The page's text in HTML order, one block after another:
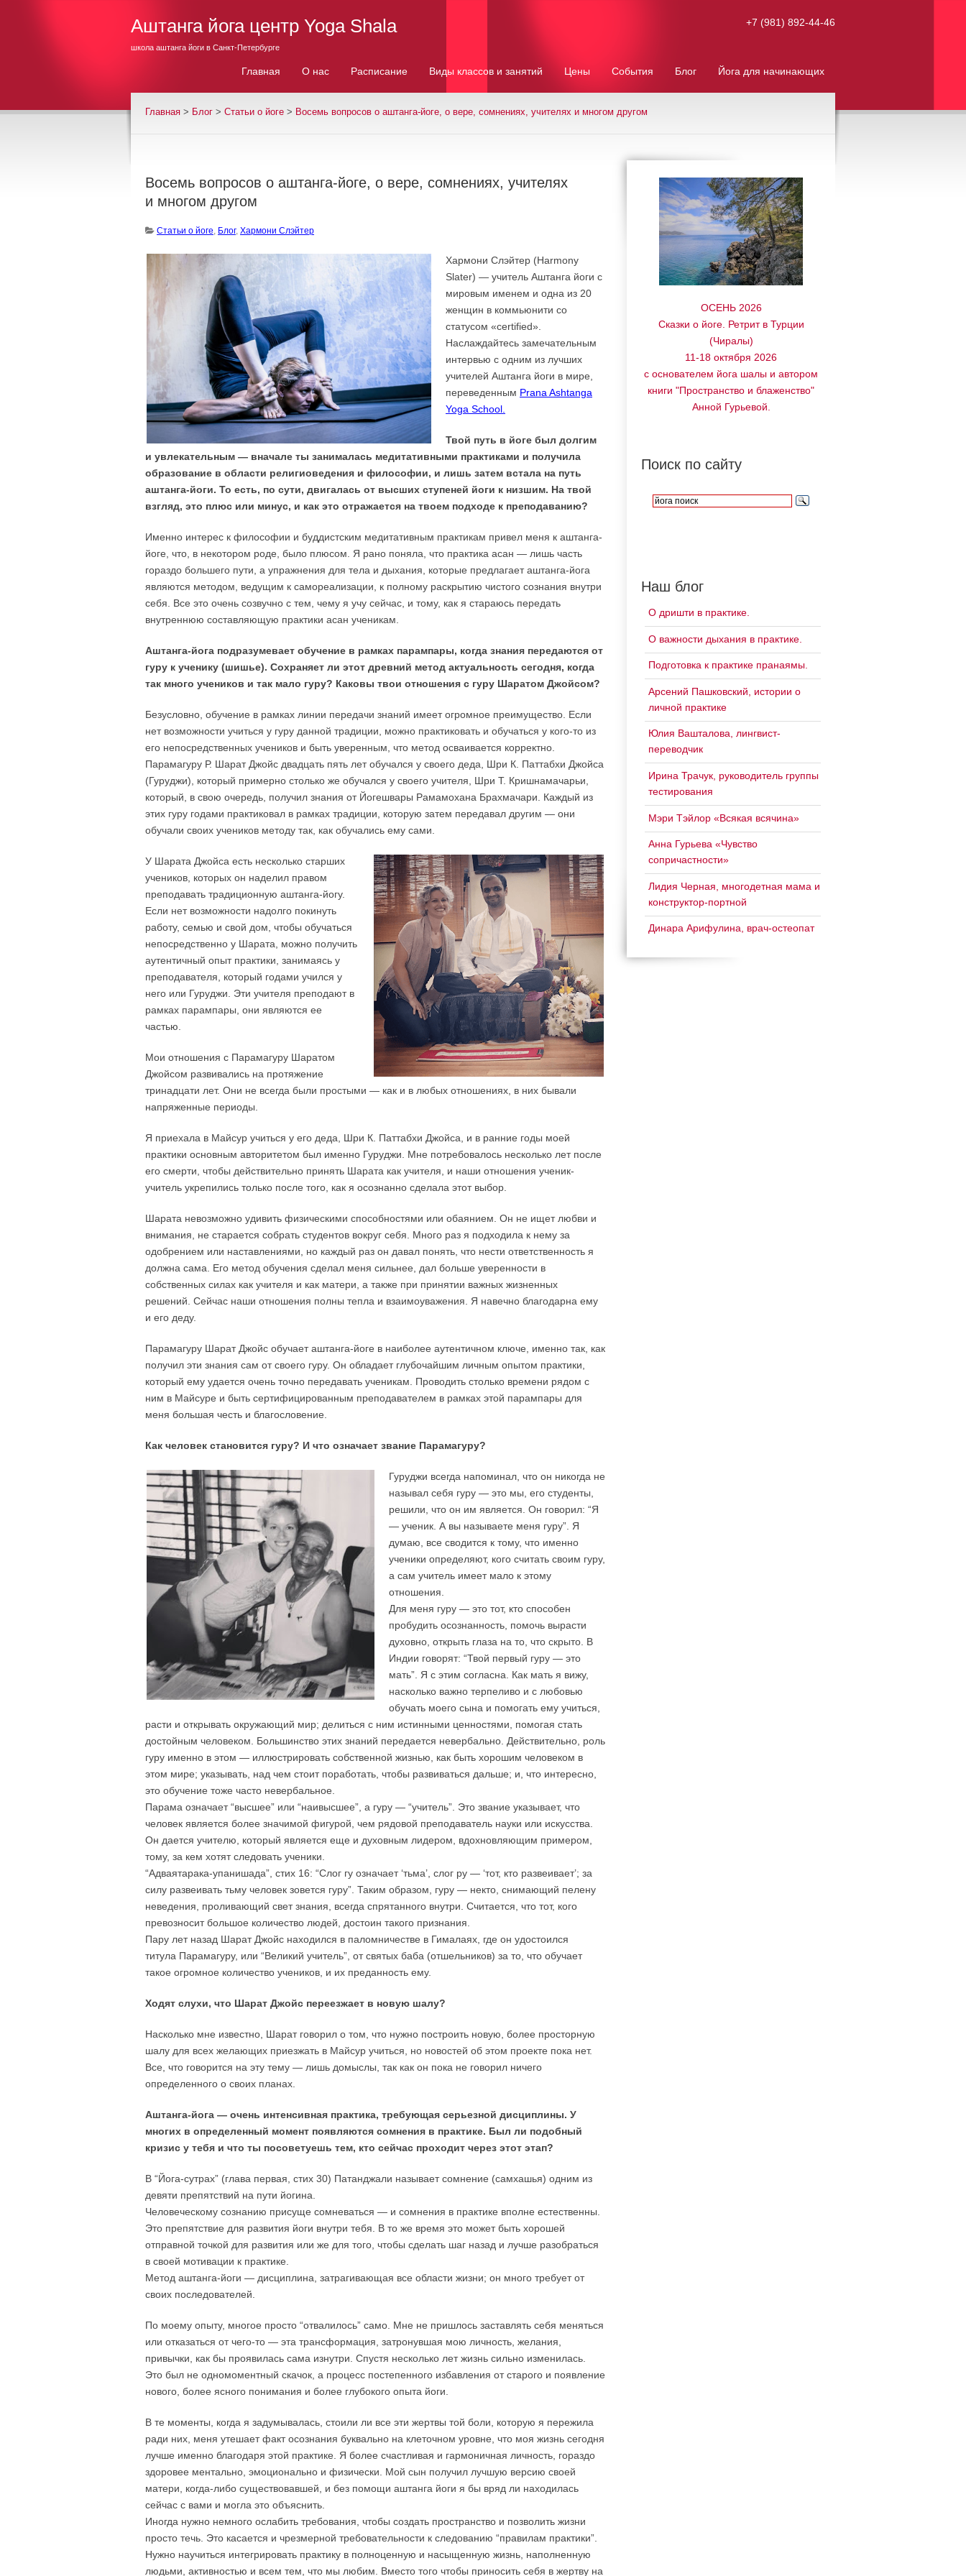
Аштанга йога центр Yoga Shala
школа аштанга йоги в Санкт-Петербурге
+7 (981) 892-44-46
Главная О нас Расписание Виды классов и занятий Цены События Блог Йога для начинающих
Главная > Блог > Cтатьи о йоге > Восемь вопросов о аштанга-йоге, о вере, сомнениях, учителях и многом другом
Восемь вопросов о аштанга-йоге, о вере, сомнениях, учителях
и многом другом
Cтатьи о йоге, Блог, Хармони Слэйтер
Хармони Слэйтер (Harmony
Slater) — учитель Аштанга йоги с
мировым именем и одна из 20
женщин в коммьюнити со
статусом «certified».
Наслаждайтесь замечательным
интервью с одним из лучших
учителей Аштанга йоги в мире,
переведенным Prana Ashtanga
Yoga School.
Твой путь в йоге был долгим
и увлекательным — вначале ты занималась медитативными практиками и получила
образование в области религиоведения и философии, и лишь затем встала на путь
аштанга-йоги. То есть, по сути, двигалась от высших ступеней йоги к низшим. На твой
взгляд, это плюс или минус, и как это отражается на твоем подходе к преподаванию?
Именно интерес к философии и буддистским медитативным практикам привел меня к аштанга-
йоге, что, в некотором роде, было плюсом. Я рано поняла, что практика асан — лишь часть
гораздо большего пути, а упражнения для тела и дыхания, которые предлагает аштанга-йога
являются методом, ведущим к самореализации, к полному раскрытию чистого сознания внутри
себя. Все это очень созвучно с тем, чему я учу сейчас, и тому, как я стараюсь передать
внутреннюю составляющую практики асан ученикам.
Аштанга-йога подразумевает обучение в рамках парампары, когда знания передаются от
гуру к ученику (шишье). Сохраняет ли этот древний метод актуальность сегодня, когда
так много учеников и так мало гуру? Каковы твои отношения с гуру Шаратом Джойсом?
Безусловно, обучение в рамках линии передачи знаний имеет огромное преимущество. Если
нет возможности учиться у гуру данной традиции, можно практиковать и обучаться у кого-то из
его непосредственных учеников и быть уверенным, что метод осваивается корректно.
Парамагуру Р. Шарат Джойс двадцать пять лет обучался у своего деда, Шри К. Паттабхи Джойса
(Гуруджи), который примерно столько же обучался у своего учителя, Шри Т. Кришнамачарьи,
который, в свою очередь, получил знания от Йогешвары Рамамохана Брахмачари. Каждый из
этих гуру годами практиковал в рамках традиции, которую затем передавал другим — они
обучали своих учеников методу так, как обучались ему сами.
У Шарата Джойса есть несколько старших
учеников, которых он наделил правом
преподавать традиционную аштанга-йогу.
Если нет возможности надолго покинуть
работу, семью и свой дом, чтобы обучаться
непосредственно у Шарата, можно получить
аутентичный опыт практики, занимаясь у
преподавателя, который годами учился у
него или Гуруджи. Эти учителя преподают в
рамках парампары, они являются ее
частью.
Мои отношения с Парамагуру Шаратом
Джойсом развивались на протяжение
тринадцати лет. Они не всегда были простыми — как и в любых отношениях, в них бывали
напряженные периоды.
Я приехала в Майсур учиться у его деда, Шри К. Паттабхи Джойса, и в ранние годы моей
практики основным авторитетом был именно Гуруджи. Мне потребовалось несколько лет после
его смерти, чтобы действительно принять Шарата как учителя, и наши отношения ученик-
учитель укрепились только после того, как я осознанно сделала этот выбор.
Шарата невозможно удивить физическими способностями или обаянием. Он не ищет любви и
внимания, не старается собрать студентов вокруг себя. Много раз я подходила к нему за
одобрением или наставлениями, но каждый раз он давал понять, что нести ответственность я
должна сама. Его метод обучения сделал меня сильнее, дал больше уверенности в
собственных силах как учителя и как матери, а также при принятии важных жизненных
решений. Сейчас наши отношения полны тепла и взаимоуважения. Я навечно благодарна ему
и его деду.
Парамагуру Шарат Джойс обучает аштанга-йоге в наиболее аутентичном ключе, именно так, как
получил эти знания сам от своего гуру. Он обладает глубочайшим личным опытом практики,
который ему удается очень точно передавать ученикам. Проводить столько времени рядом с
ним в Майсуре и быть сертифицированным преподавателем в рамках этой парампары для
меня большая честь и благословение.
Как человек становится гуру? И что означает звание Парамагуру?
Гуруджи всегда напоминал, что он никогда не
называл себя гуру — это мы, его студенты,
решили, что он им является. Он говорил: “Я
— ученик. А вы называете меня гуру”. Я
думаю, все сводится к тому, что именно
ученики определяют, кого считать своим гуру,
а сам учитель имеет мало к этому
отношения.
Для меня гуру — это тот, кто способен
пробудить осознанность, помочь вырасти
духовно, открыть глаза на то, что скрыто. В
Индии говорят: “Твой первый гуру — это
мать”. Я с этим согласна. Как мать я вижу,
насколько важно терпеливо и с любовью
обучать моего сына и помогать ему учиться,
расти и открывать окружающий мир; делиться с ним истинными ценностями, помогая стать
достойным человеком. Большинство этих знаний передается невербально. Действительно, роль
гуру именно в этом — иллюстрировать собственной жизнью, как быть хорошим человеком в
этом мире; указывать, над чем стоит поработать, чтобы развиваться дальше; и, что интересно,
это обучение тоже часто невербальное.
Парама означает “высшее” или “наивысшее”, а гуру — “учитель”. Это звание указывает, что
человек является более значимой фигурой, чем рядовой преподаватель науки или искусства.
Он дается учителю, который является еще и духовным лидером, вдохновляющим примером,
тому, за кем хотят следовать ученики.
“Адваятарака-упанишада”, стих 16: “Слог гу означает ‘тьма’, слог ру — ‘тот, кто развеивает’; за
силу развеивать тьму человек зовется гуру”. Таким образом, гуру — некто, снимающий пелену
неведения, проливающий свет знания, всегда спрятанного внутри. Считается, что тот, кого
превозносит большое количество людей, достоин такого признания.
Пару лет назад Шарат Джойс находился в паломничестве в Гималаях, где он удостоился
титула Парамагуру, или “Великий учитель”, от святых баба (отшельников) за то, что обучает
такое огромное количество учеников, и их преданность ему.
Ходят слухи, что Шарат Джойс переезжает в новую шалу?
Насколько мне известно, Шарат говорил о том, что нужно построить новую, более просторную
шалу для всех желающих приезжать в Майсур учиться, но новостей об этом проекте пока нет.
Все, что говорится на эту тему — лишь домыслы, так как он пока не говорил ничего
определенного о своих планах.
Аштанга-йога — очень интенсивная практика, требующая серьезной дисциплины. У
многих в определенный момент появляются сомнения в практике. Был ли подобный
кризис у тебя и что ты посоветуешь тем, кто сейчас проходит через этот этап?
В “Йога-сутрах” (глава первая, стих 30) Патанджали называет сомнение (самхашья) одним из
девяти препятствий на пути йогина.
Человеческому сознанию присуще сомневаться — и сомнения в практике вполне естественны.
Это препятствие для развития йоги внутри тебя. В то же время это может быть хорошей
отправной точкой для развития или же для того, чтобы сделать шаг назад и лучше разобраться
в своей мотивации к практике.
Метод аштанга-йоги — дисциплина, затрагивающая все области жизни; он много требует от
своих последователей.
По моему опыту, многое просто “отвалилось” само. Мне не пришлось заставлять себя меняться
или отказаться от чего-то — эта трансформация, затронувшая мою личность, желания,
привычки, как бы проявилась сама изнутри. Спустя несколько лет жизнь сильно изменилась.
Это был не одномоментный скачок, а процесс постепенного избавления от старого и появление
нового, более ясного понимания и более глубокого опыта йоги.
В те моменты, когда я задумывалась, стоили ли все эти жертвы той боли, которую я пережила
ради них, меня утешает факт осознания буквально на клеточном уровне, что моя жизнь сегодня
лучше именно благодаря этой практике. Я более счастливая и гармоничная личность, гораздо
здоровее ментально, эмоционально и физически. Мой сын получил лучшую версию своей
матери, когда-либо существовавшей, и без помощи аштанга йоги я бы вряд ли находилась
сейчас с вами и могла это объяснить.
Иногда нужно немного ослабить требования, чтобы создать пространство и позволить жизни
просто течь. Это касается и чрезмерной требовательности к следованию “правилам практики”.
Нужно научиться интегрировать практику в полноценную и насыщенную жизнь, наполненную
людьми, активностью и всем тем, что мы любим. Вместо того чтобы приносить себя в жертву на
ОСЕНЬ 2026
Сказки о йоге. Ретрит в Турции
(Чиралы)
11-18 октября 2026
с основателем йога шалы и автором
книги "Пространство и блаженство"
Анной Гурьевой.
Поиск по сайту
Наш блог
О дришти в практике.
О важности дыхания в практике.
Подготовка к практике пранаямы.
Арсений Пашковский, истории о
личной практике
Юлия Вашталова, лингвист-
переводчик
Ирина Трачук, руководитель группы
тестирования
Мэри Тэйлор «Всякая всячина»
Анна Гурьева «Чувство
сопричастности»
Лидия Черная, многодетная мама и
конструктор-портной
Динара Арифулина, врач-остеопат